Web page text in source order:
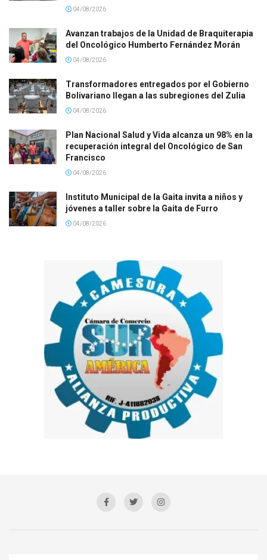
04/08/2026
Avanzan trabajos de la Unidad de Braquiterapia
del Oncológico Humberto Fernández Morán
04/08/2026
Transformadores entregados por el Gobierno
Bolivariano llegan a las subregiones del Zulia
04/08/2026
Plan Nacional Salud y Vida alcanza un 98% en la
recuperación integral del Oncológico de San
Francisco
04/08/2026
Instituto Municipal de la Gaita invita a niños y
jóvenes a taller sobre la Gaita de Furro
04/08/2026